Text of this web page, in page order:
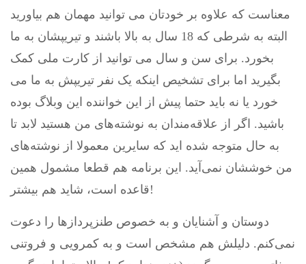
معناست که علاوه بر خودتان می توانید مهمان هم بیاورید
البته به شرطی که 18 سال به بالا باشند و تیریپشان به ما
بخورد. برای سن و سال می توانید از کارت ملی کمک
بگیرید اما برای تشخیص اینکه یک نفر تیریپش به ما می
خورد یا نه باید حتما پیش از این خواننده این وبلاگ بوده
باشید. اگر از علاقه‌مندان به نوشته‌های من هستید لابد تا
به حال متوجه شده اید که سایرین معمولا از نوشته‌های
من خوششان نمی‌آید. این برنامه هم قطعا مشمول همین
قاعده است، شاید هم بیشتر!
دوستان و آشنایان و به خصوص طنزپردازها را دعوت
نمی‌کنم. دلیلش هم مشخص است و به کمرویی و فروتنی